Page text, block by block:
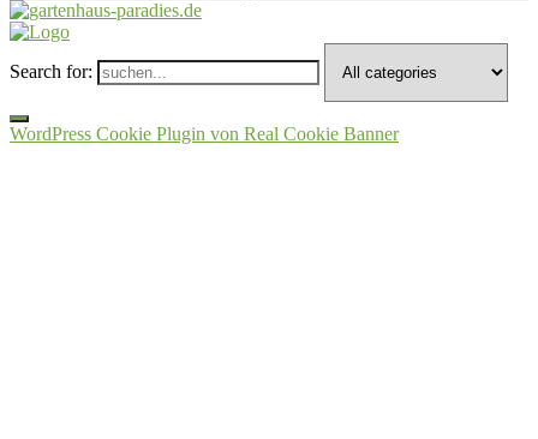
Search for:
WordPress Cookie Plugin von Real Cookie Banner